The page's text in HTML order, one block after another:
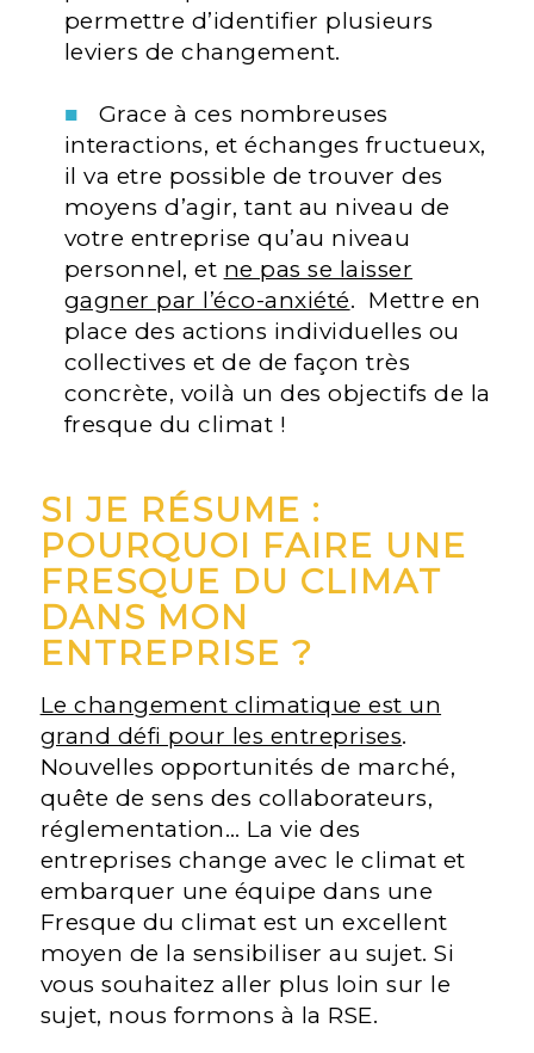
permettre d’identifier plusieurs
leviers de changement.
Grace à ces nombreuses
interactions, et échanges fructueux,
il va etre possible de trouver des
moyens d’agir, tant au niveau de
votre entreprise qu’au niveau
personnel, et ne pas se laisser
gagner par l’éco-anxiété. Mettre en
place des actions individuelles ou
collectives et de de façon très
concrète, voilà un des objectifs de la
fresque du climat !
SI JE RÉSUME :
POURQUOI FAIRE UNE
FRESQUE DU CLIMAT
DANS MON
ENTREPRISE ?
Le changement climatique est un
grand défi pour les entreprises.
Nouvelles opportunités de marché,
quête de sens des collaborateurs,
réglementation… La vie des
entreprises change avec le climat et
embarquer une équipe dans une
Fresque du climat est un excellent
moyen de la sensibiliser au sujet. Si
vous souhaitez aller plus loin sur le
sujet, nous formons à la RSE.